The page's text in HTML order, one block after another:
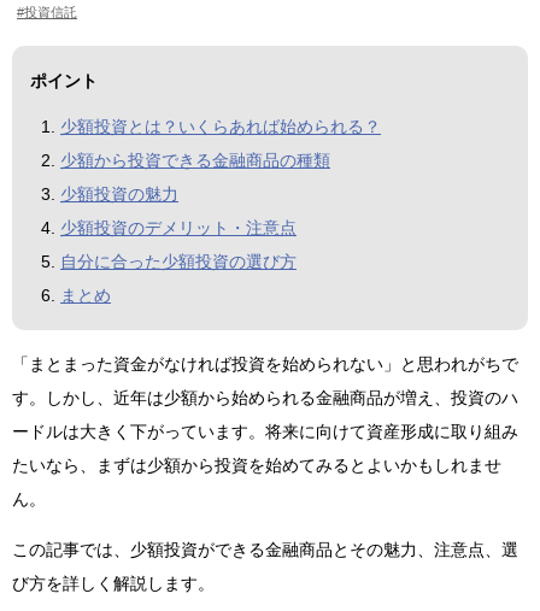
投資信託
ポイント
少額投資とは？いくらあれば始められる？
少額から投資できる金融商品の種類
少額投資の魅力
少額投資のデメリット・注意点
自分に合った少額投資の選び方
まとめ
「まとまった資金がなければ投資を始められない」と思われがちで
す。しかし、近年は少額から始められる金融商品が増え、投資のハ
ードルは大きく下がっています。将来に向けて資産形成に取り組み
たいなら、まずは少額から投資を始めてみるとよいかもしれませ
ん。
この記事では、少額投資ができる金融商品とその魅力、注意点、選
び方を詳しく解説します。